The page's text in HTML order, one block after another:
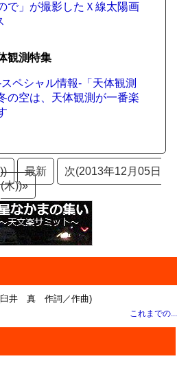
で」が撮影したＸ線太陽画
観測特集
ペシャル情報-「天体観測
の空は、天体観測が一番楽
最新
次(2013年12月05日
(木))»
井 真 作詞／作曲)
これまでの...